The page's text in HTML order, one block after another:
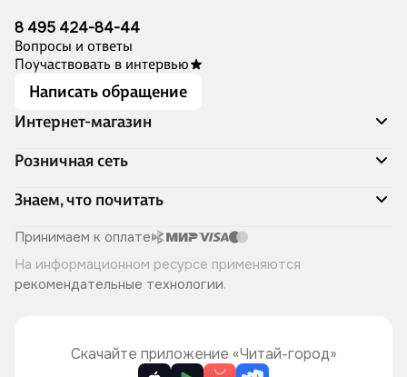
8 495 424-84-44
Вопросы и ответы
Поучаствовать в интервью
Написать обращение
Интернет-магазин
Акции
Доставка и оплата
Программа лояльности
Подарочные сертификаты
Правила продажи
Политика конфиденциальности
Розничная сеть
Адреса магазинов
Книжный Дозор
О компании
Читай-город для бизнеса
Хотите у нас работать?
Знаем, что почитать
Скоро в продаже
Лучшие из лучших
Читай-журнал
Принимаем к оплате
На информационном ресурсе применяются
рекомендательные технологии.
Скачайте приложение «Читай-город»